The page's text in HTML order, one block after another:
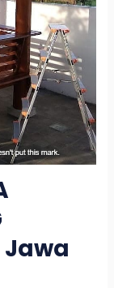
Jawa